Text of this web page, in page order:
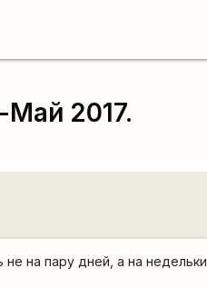
Май 2017.
на пару дней, а на недельки